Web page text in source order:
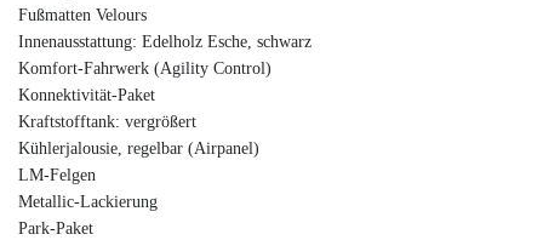
Fußmatten Velours
Innenausstattung: Edelholz Esche, schwarz
Komfort-Fahrwerk (Agility Control)
Konnektivität-Paket
Kraftstofftank: vergrößert
Kühlerjalousie, regelbar (Airpanel)
LM-Felgen
Metallic-Lackierung
Park-Paket